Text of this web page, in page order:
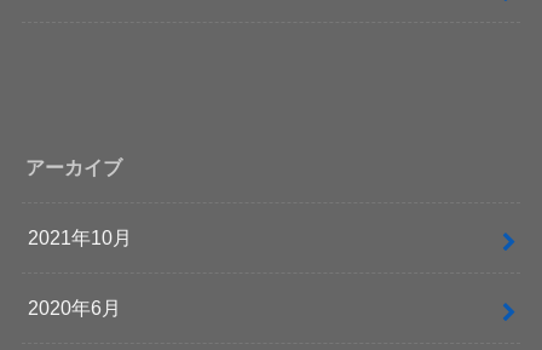
アーカイブ
2021年10月
2020年6月